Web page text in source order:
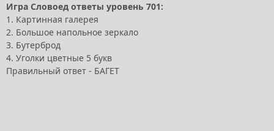
Игра Словоед ответы уровень 701:
1. Картинная галерея
2. Большое напольное зеркало
3. Бутерброд
4. Уголки цветные 5 букв
Правильный ответ - БАГЕТ